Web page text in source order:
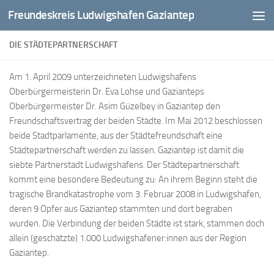
Zum Inhalt springen
Freundeskreis Ludwigshafen Gaziantep
DIE STÄDTEPARTNERSCHAFT
Am 1. April 2009 unterzeichneten Ludwigshafens
Oberbürgermeisterin Dr. Eva Lohse und Gazianteps
Oberbürgermeister Dr. Asim Güzelbey in Gaziantep den
Freundschaftsvertrag der beiden Städte. Im Mai 2012 beschlossen
beide Stadtparlamente, aus der Städtefreundschaft eine
Städtepartnerschaft werden zu lassen. Gaziantep ist damit die
siebte Partnerstadt Ludwigshafens. Der Städtepartnerschaft
kommt eine besondere Bedeutung zu: An ihrem Beginn steht die
tragische Brandkatastrophe vom 3. Februar 2008 in Ludwigshafen,
deren 9 Opfer aus Gaziantep stammten und dort begraben
wurden. Die Verbindung der beiden Städte ist stark, stammen doch
allein (geschätzte) 1.000 Ludwigshafener:innen aus der Region
Gaziantep.